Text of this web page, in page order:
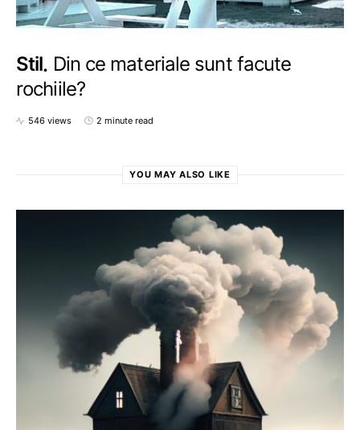
Stil Din ce materiale sunt facute
rochiile?
546 views 2 minute read
YOU MAY ALSO LIKE